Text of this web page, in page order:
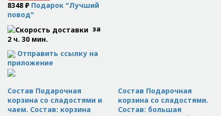
8348 ₽ Подарок "Лучший
повод"
за
2 ч. 30 мин.
Отправить ссылку на
приложение
Состав Подарочная
корзина со сладостями и
чаем. Состав: корзина
Состав Подарочная
корзина со сладостями.
Состав: большая